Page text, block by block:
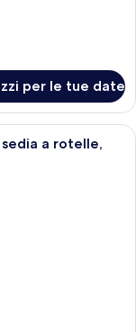
per le tue date
d'albergo con due letti,
a rotelle,